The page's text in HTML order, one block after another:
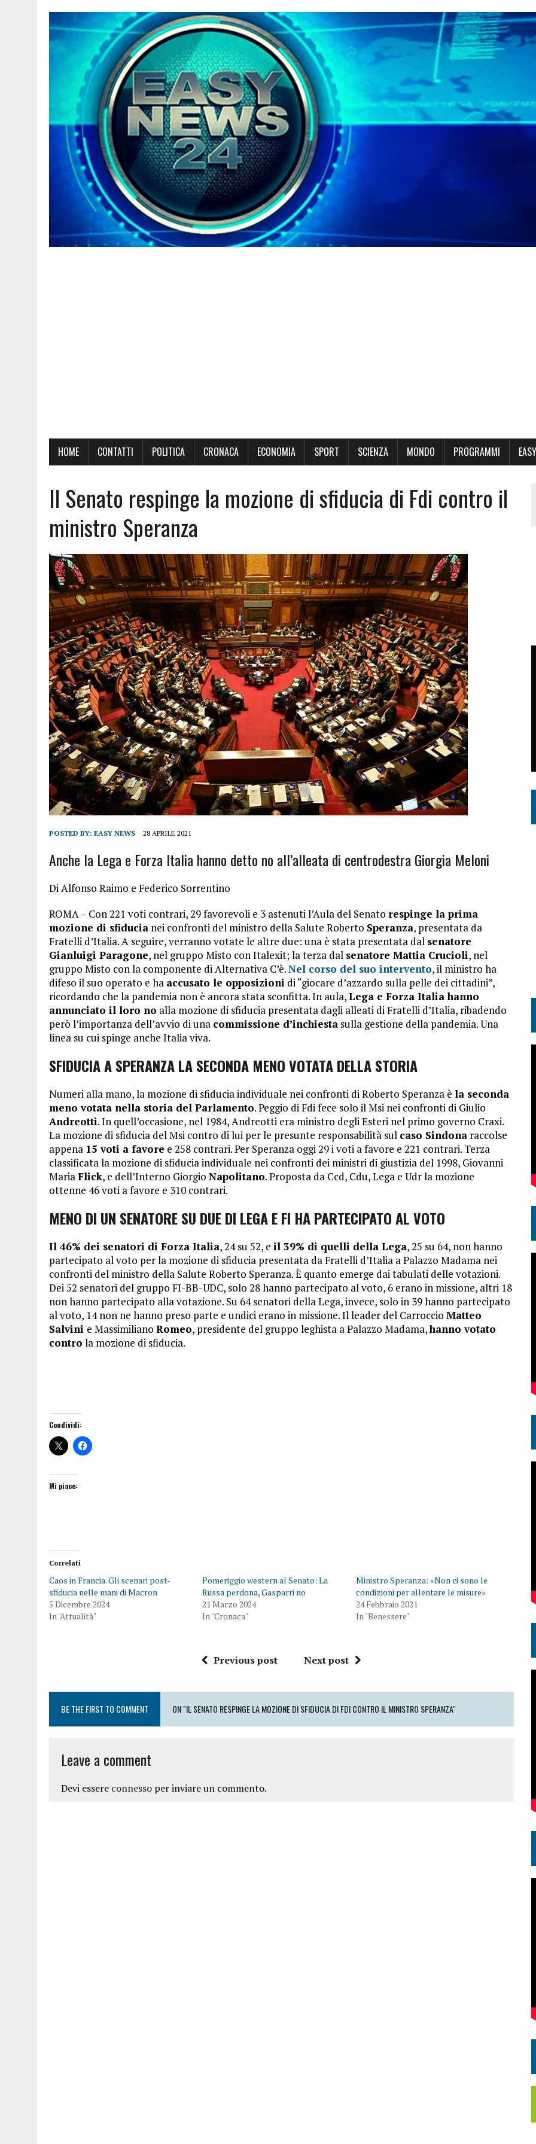
HOME CONTATTI POLITICA CRONACA ECONOMIA SPORT SCIENZA MONDO PROGRAMMI
Il Senato respinge la mozione di sfiducia di Fdi contro il
ministro Speranza
POSTED BY: EASY NEWS 28 APRILE 2021
Anche la Lega e Forza Italia hanno detto no all’alleata di centrodestra Giorgia Meloni
Di Alfonso Raimo e Federico Sorrentino
ROMA – Con 221 voti contrari, 29 favorevoli e 3 astenuti l’Aula del Senato respinge la prima
mozione di sfiducia nei confronti del ministro della Salute Roberto Speranza, presentata da
Fratelli d’Italia. A seguire, verranno votate le altre due: una è stata presentata dal senatore
Gianluigi Paragone, nel gruppo Misto con Italexit; la terza dal senatore Mattia Crucioli, nel
gruppo Misto con la componente di Alternativa C’è.Nel corso del suo intervento, il ministro ha
difeso il suo operato e ha accusato le opposizioni di “giocare d’azzardo sulla pelle dei cittadini”,
ricordando che la pandemia non è ancora stata sconfitta. In aula,Lega e Forza Italia hanno
annunciato il loro no alla mozione di sfiducia presentata dagli alleati di Fratelli d’Italia, ribadendo
però l’importanza dell’avvio di una commissione d’inchiesta sulla gestione della pandemia. Una
linea su cui spinge anche Italia viva.
SFIDUCIA A SPERANZA LA SECONDA MENO VOTATA DELLA STORIA
Numeri alla mano, la mozione di sfiducia individuale nei confronti di Roberto Speranza è la seconda
meno votata nella storia del Parlamento. Peggio di Fdi fece solo il Msi nei confronti di Giulio
Andreotti. In quell’occasione, nel 1984, Andreotti era ministro degli Esteri nel primo governo Craxi.
La mozione di sfiducia del Msi contro di lui per le presunte responsabilità sul caso Sindona raccolse
appena 15 voti a favore e 258 contrari. Per Speranza oggi 29 i voti a favore e 221 contrari. Terza
classificata la mozione di sfiducia individuale nei confronti dei ministri di giustizia del 1998, Giovanni
MariaFlick, e dell’Interno Giorgio Napolitano. Proposta da Ccd, Cdu, Lega e Udr la mozione
ottenne 46 voti a favore e 310 contrari.
MENO DI UN SENATORE SU DUE DI LEGA E FI HA PARTECIPATO AL VOTO
Il 46% dei senatori di Forza Italia, 24 su 52, e il 39% di quelli della Lega, 25 su 64, non hanno
partecipato al voto per la mozione di sfiducia presentata da Fratelli d’Italia a Palazzo Madama nei
confronti del ministro della Salute Roberto Speranza. È quanto emerge dai tabulati delle votazioni.
Dei 52 senatori del gruppo FI-BB-UDC, solo 28 hanno partecipato al voto, 6 erano in missione, altri 18
non hanno partecipato alla votazione. Su 64 senatori della Lega, invece, solo in 39 hanno partecipato
al voto, 14 non ne hanno preso parte e undici erano in missione. Il leader del Carroccio Matteo
Salvini e Massimiliano Romeo, presidente del gruppo leghista a Palazzo Madama,hanno votato
contro la mozione di sfiducia.
Condividi:
Mi piace:
Correlati
Caos in Francia. Gli scenari post-
sfiducia nelle mani di Macron
5 Dicembre 2024
In "Attualità"
Pomeriggio western al Senato: La
Russa perdona, Gasparri no
21 Marzo 2024
In "Cronaca"
Ministro Speranza: «Non ci sono le
condizioni per allentare le misure»
24 Febbraio 2021
In "Benessere"
Previous post Next post
BE THE FIRST TO COMMENT ON "IL SENATO RESPINGE LA MOZIONE DI SFIDUCIA DI FDI CONTRO IL MINISTRO SPERANZA"
Leave a comment
Devi essere connesso per inviare un commento.